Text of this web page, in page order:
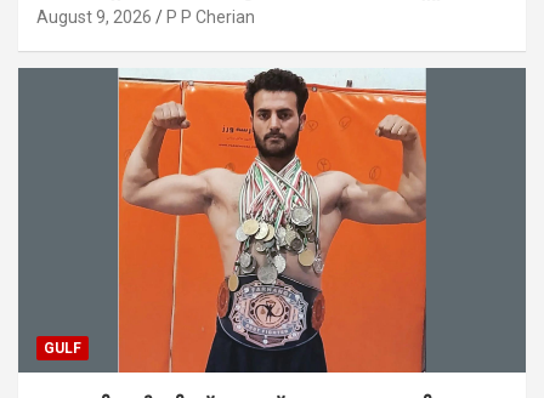
അന്തരിച്ചു
August 9, 2026 P P Cherian
GULF